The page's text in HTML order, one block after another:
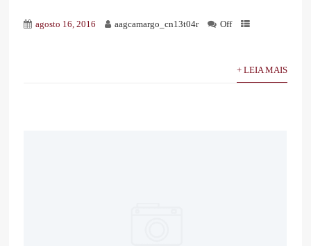
agosto 16, 2016 aagcamargo_cn13t04r Off
+ LEIA MAIS